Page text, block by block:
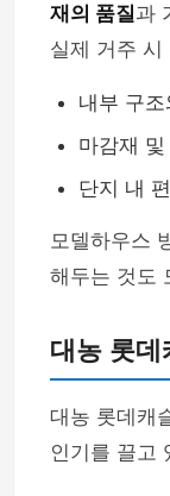
재의 품질과
실제 거주 시
내부 구
마감재
단지 내
모델하우스
해두는 것도
대농 롯데
대농 롯데캐
인기를 끌고